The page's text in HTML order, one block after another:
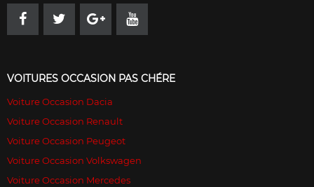
VOITURES OCCASION PAS CHÉRE
Voiture Occasion Dacia
Voiture Occasion Renault
Voiture Occasion Peugeot
Voiture Occasion Volkswagen
Voiture Occasion Mercedes